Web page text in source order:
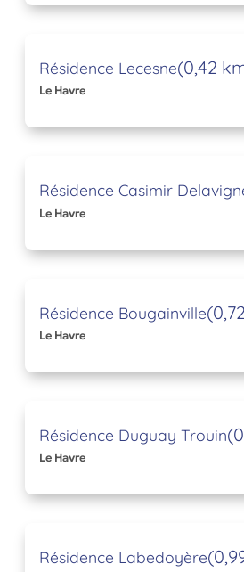
Résidence Lecesne(0,42
Le Havre
Résidence Casimir
Le Havre
Résidence Bougainville
Le Havre
Résidence Duguay Trouin
Le Havre
Résidence Labedoyère